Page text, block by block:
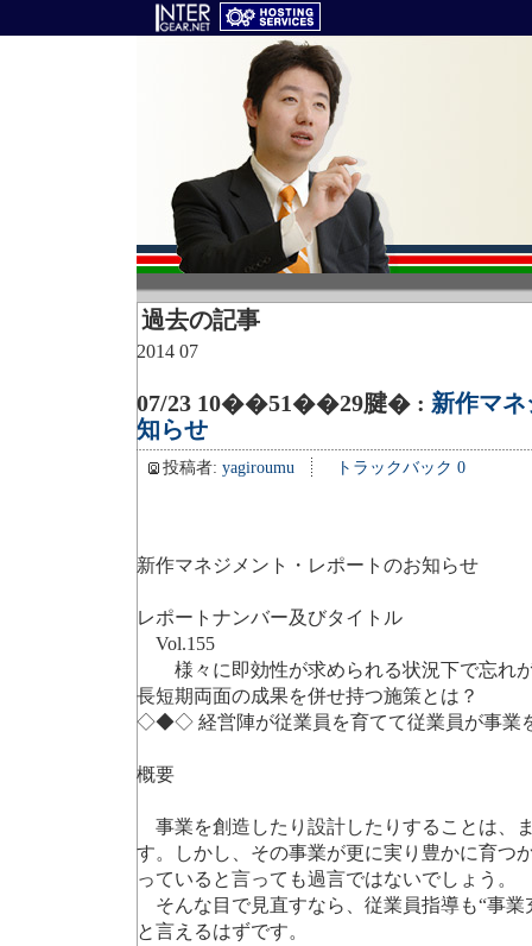
過去の記事
2014 07
07/23 10��51��29腱� : 新作マ
知らせ
投稿者: yagiroumu トラックバック 0
新作マネジメント・レポートのお知らせ
レポートナンバー及びタイトル
Vol.155
様々に即効性が求められる状況下で忘れ
長短期両面の成果を併せ持つ施策とは？
◇◆◇ 経営陣が従業員を育てて従業員が事
概要
事業を創造したり設計したりすることは、
す。しかし、その事業が更に実り豊かに育つ
っていると言っても過言ではないでしょう。
そんな目で見直すなら、従業員指導も“事業
と言えるはずです。